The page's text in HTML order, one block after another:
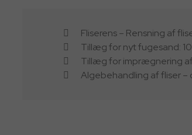
​​Fliserens – Rensning af
Tillæg for nyt fugesand: ​10
Tillæg for imprægnering af
​​​Algebehandling af fliser –